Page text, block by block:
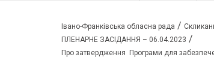
Івано-Франківська обласна рада /
ПЛЕНАРНЕ ЗАСІДАННЯ – 06.04.2023 /
Про затвердження Програми для